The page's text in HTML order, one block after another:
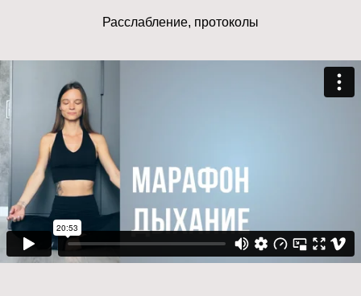
Расслабление, протоколы